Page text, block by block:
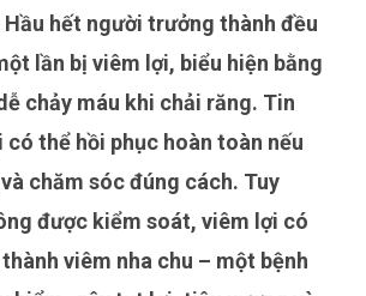
Hầu hết người trưởng thành đều
lần bị viêm lợi, biểu hiện bằng
chảy máu khi chải răng. Tin
có thể hồi phục hoàn toàn nếu
chăm sóc đúng cách. Tuy
được kiểm soát, viêm lợi có
viêm nha chu – một bệnh